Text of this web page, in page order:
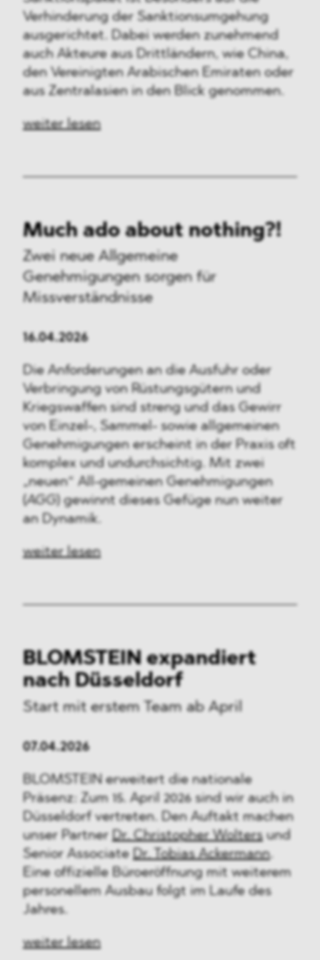
Verhinderung der Sanktionsumgehung
ausgerichtet. Dabei werden zunehmend
auch Akteure aus Drittländern, wie China,
den Vereinigten Arabischen Emiraten oder
aus Zentralasien in den Blick genommen.
weiter lesen
Much ado about nothing?!
Zwei neue Allgemeine
Genehmigungen sorgen für
Missverständnisse
16.04.2026
Die Anforderungen an die Ausfuhr oder
Verbringung von Rüstungsgütern und
Kriegswaffen sind streng und das Gewirr
von Einzel-, Sammel- sowie allgemeinen
Genehmigungen erscheint in der Praxis oft
komplex und undurchsichtig. Mit zwei
„neuen“ All-gemeinen Genehmigungen
(AGG ) gewinnt dieses Gefüge nun weiter
an Dynamik.
weiter lesen
BLOMSTEIN expandiert
nach Düsseldorf
Start mit erstem Team ab April
07.04.2026
BLOMSTEIN erweitert die nationale
Präsenz: Zum 15. April 2026 sind wir auch in
Düsseldorf vertreten. Den Auftakt machen
unser Partner Dr. Christopher Woltersund
Senior Associate Dr. Tobias Ackermann.
Eine offizielle Büroeröffnung mit weiterem
personellem Ausbau folgt im Laufe des
Jahres.
weiter lesen